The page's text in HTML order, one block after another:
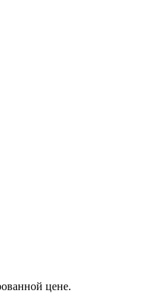
цене.